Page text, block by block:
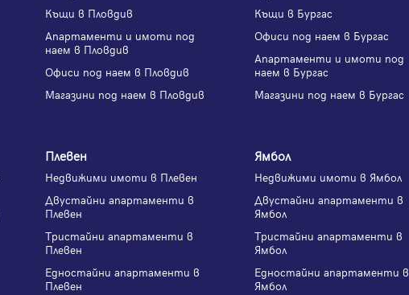
Къщи в Пловдив
Апартаменти и имоти под
наем в Пловдив
Офиси под наем в Пловдив
Магазини под наем в Пловдив
Къщи в Бургас
Офиси под наем в Бургас
Апартаменти и имоти под
наем в Бургас
Магазини под наем в Бургас
Плевен
Недвижими имоти в Плевен
Двустайни апартаменти в
Плевен
Тристайни апартаменти в
Плевен
Едностайни апартаменти в
Плевен
Ямбол
Недвижими имоти в Ямбол
Двустайни апартаменти в
Ямбол
Тристайни апартаменти в
Ямбол
Едностайни апартаменти в
Ямбол